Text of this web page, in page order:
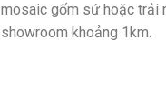
mosaic gốm sứ hoặc trải
showroom khoảng 1km.